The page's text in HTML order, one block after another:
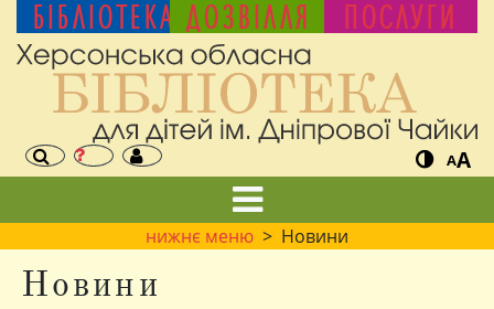
БІБЛІОТЕКА ДОЗВІЛЛЯ ПОСЛУГИ
AA
нижнє меню > Новини
Новини